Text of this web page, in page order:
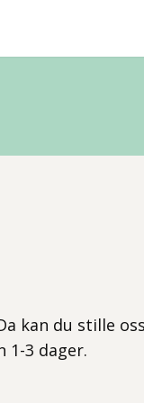
kan du stille
1-3 dager.